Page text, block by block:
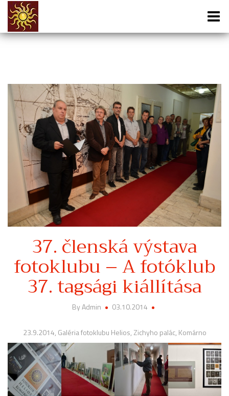
37. členská výstava
fotoklubu – A fotóklub
37. tagsági kiállítása
By Admin 03.10.2014
23.9.2014, Galéria fotoklubu Helios, Zichyho palác, Komárno